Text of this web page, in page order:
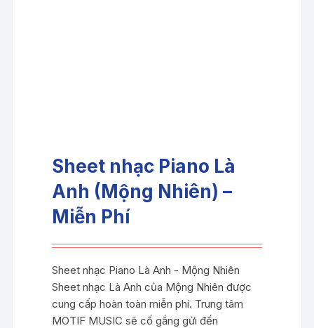
Sheet nhạc Piano Là
Anh (Mộng Nhiên) –
Miễn Phí
Sheet nhạc Piano Là Anh - Mộng Nhiên
Sheet nhạc Là Anh của Mộng Nhiên được
cung cấp hoàn toàn miễn phí. Trung tâm
MOTIF MUSIC sẽ cố gắng gửi đến